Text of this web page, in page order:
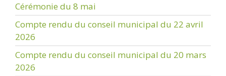
Cérémonie du 8 mai
Compte rendu du conseil municipal du 22 avril
2026
Compte rendu du conseil municipal du 20 mars
2026